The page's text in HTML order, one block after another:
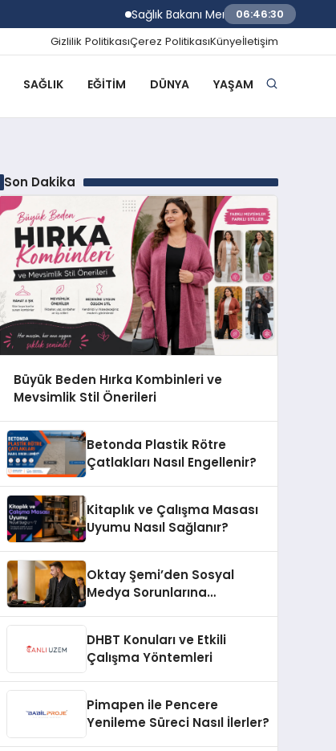
Sağlık Bakanı Memişoğlu Trabzon Şehir
06:46:31
Gizlilik PolitikasıÇerez PolitikasıKünyeİletişim
SAĞLIK EĞITIM DÜNYA YAŞAM
Son Dakika
Büyük Beden Hırka Kombinleri ve
Mevsimlik Stil Önerileri
Betonda Plastik Rötre
Çatlakları Nasıl Engellenir?
Kitaplık ve Çalışma Masası
Uyumu Nasıl Sağlanır?
Oktay Şemi’den Sosyal
Medya Sorunlarına
DHBT Konuları ve Etkili
Çalışma Yöntemleri
Pimapen ile Pencere
Yenileme Süreci Nasıl İlerler?